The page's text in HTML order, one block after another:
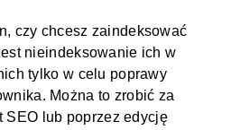
czy chcesz zaindeksować
nieindeksowanie ich w
tylko w celu poprawy
Można to zrobić za
SEO lub poprzez edycję